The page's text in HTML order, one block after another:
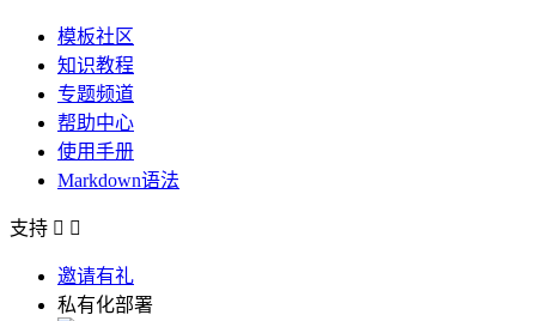
模板社区
知识教程
专题频道
帮助中心
使用手册
Markdown语法
支持  
邀请有礼
私有化部署